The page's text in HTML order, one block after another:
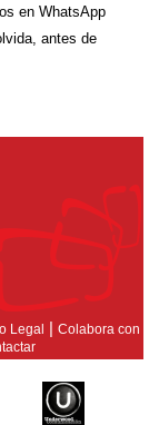
en WhatsApp
antes de
Legal | Colabora con